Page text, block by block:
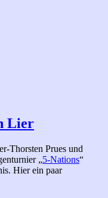
Lier
Thorsten Prues und
„5-Nations“
Hier ein paar